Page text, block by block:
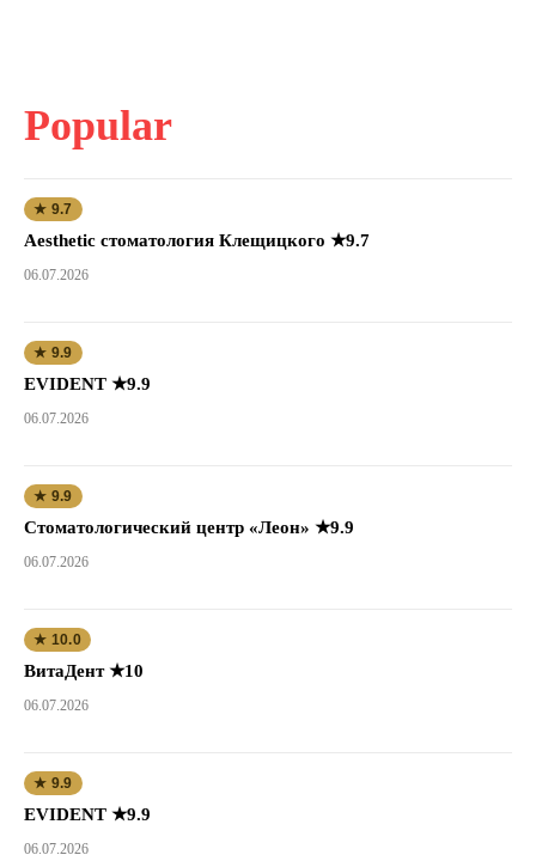
Popular
★ 9.7
Aesthetic стоматология Клещицкого ★9.7
06.07.2026
★ 9.9
EVIDENT ★9.9
06.07.2026
★ 9.9
Стоматологический центр «Леон» ★9.9
06.07.2026
★ 10.0
ВитаДент ★10
06.07.2026
★ 9.9
EVIDENT ★9.9
06.07.2026